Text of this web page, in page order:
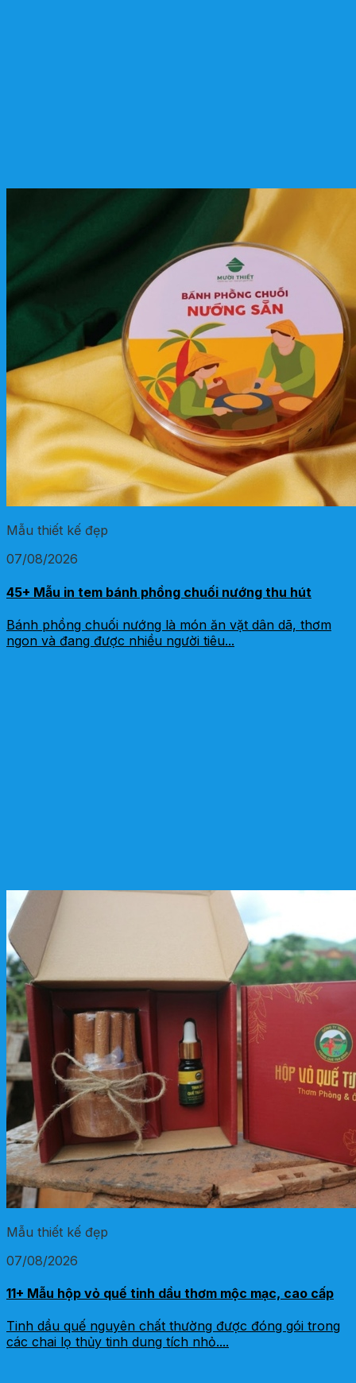
Mẫu thiết kế đẹp
07/08/2026
45+ Mẫu in tem bánh phồng chuối nướng thu hút
Bánh phồng chuối nướng là món ăn vặt dân dã, thơm
ngon và đang được nhiều người tiêu...
Mẫu thiết kế đẹp
07/08/2026
11+ Mẫu hộp vỏ quế tinh dầu thơm mộc mạc, cao cấp
Tinh dầu quế nguyên chất thường được đóng gói trong
các chai lọ thủy tinh dung tích nhỏ....